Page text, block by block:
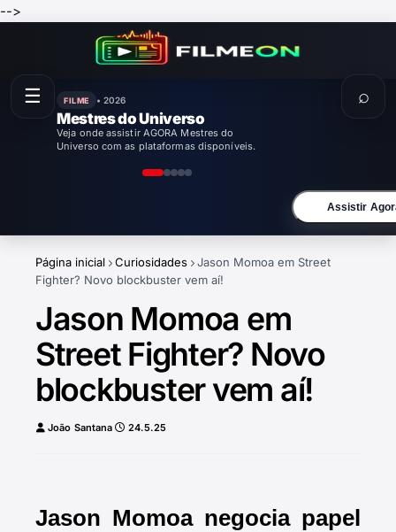
-->
FILME • 2026
Mestres do Universo
Veja onde assistir AGORA Mestres do
Universo com as plataformas disponíveis.
Assistir
Página inicial Curiosidades
Jason Momoa em Street
Fighter? Novo blockbuster vem aí!
Jason Momoa em
Street Fighter? Novo
blockbuster vem aí!
João Santana 24.5.25
Jason Momoa negocia papel
☰ ⌕